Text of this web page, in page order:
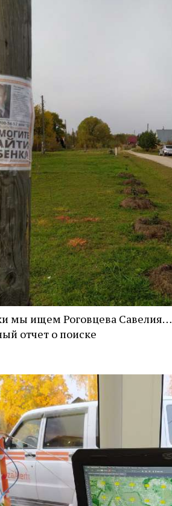
мы ищем Роговцева Савелия…
отчет о поиске